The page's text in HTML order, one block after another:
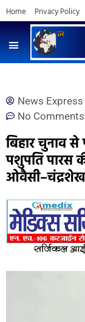
Home Privacy Policy
News
No Comments
बिहार चुनाव
पशुपति पारस